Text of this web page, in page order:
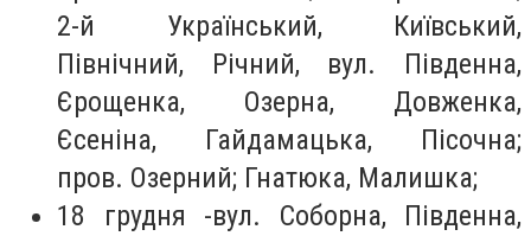
2-й Український, Київський,
Північний, Річний, вул. Південна,
Єрощенка, Озерна, Довженка,
Єсеніна, Гайдамацька, Пісочна;
пров. Озерний; Гнатюка, Малишка;
18 грудня -вул. Соборна, Південна,